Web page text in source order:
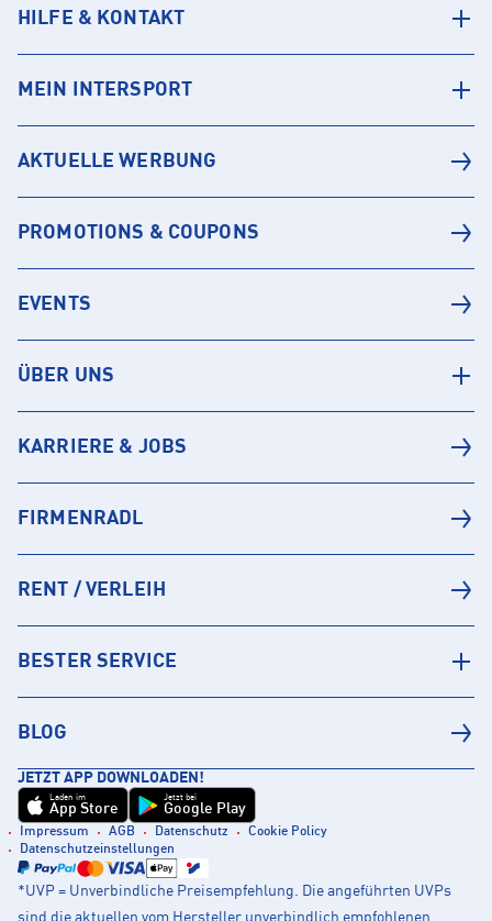
HILFE & KONTAKT
MEIN INTERSPORT
AKTUELLE WERBUNG
PROMOTIONS & COUPONS
EVENTS
ÜBER UNS
KARRIERE & JOBS
FIRMENRADL
RENT / VERLEIH
BESTER SERVICE
BLOG
JETZT APP DOWNLOADEN!
Laden im
App Store
Jetzt bei
Google Play
Impressum AGB Datenschutz
Cookie Policy
Datenschutzeinstellungen
*UVP = Unverbindliche Preisempfehlung. Die angeführten UVPs